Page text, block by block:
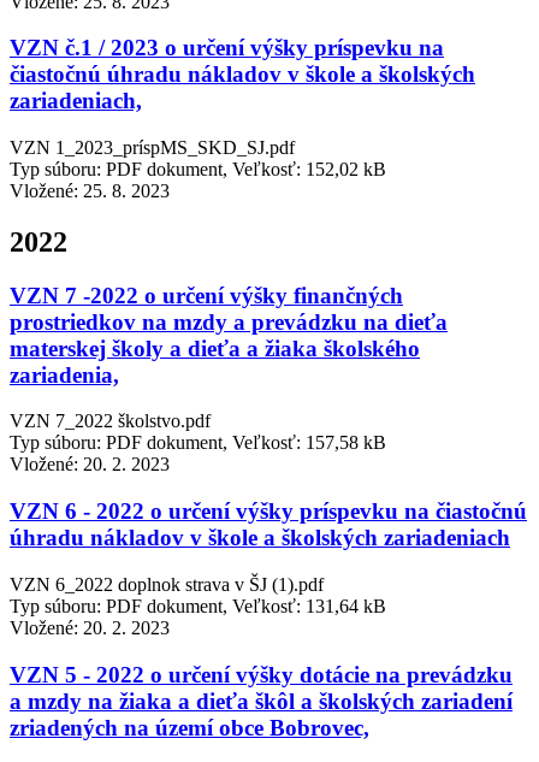
VZN č.1 / 2023 o určení výšky príspevku na
čiastočnú úhradu nákladov v škole a školských
zariadeniach,
VZN 1_2023_príspMS_SKD_SJ.pdf
Typ súboru: PDF dokument, Veľkosť: 152,02 kB
Vložené: 25. 8. 2023
2022
VZN 7 -2022 o určení výšky finančných
prostriedkov na mzdy a prevádzku na dieťa
materskej školy a dieťa a žiaka školského
zariadenia,
VZN 7_2022 školstvo.pdf
Typ súboru: PDF dokument, Veľkosť: 157,58 kB
Vložené: 20. 2. 2023
VZN 6 - 2022 o určení výšky príspevku na čiastočnú
úhradu nákladov v škole a školských zariadeniach
VZN 6_2022 doplnok strava v ŠJ (1).pdf
Typ súboru: PDF dokument, Veľkosť: 131,64 kB
Vložené: 20. 2. 2023
VZN 5 - 2022 o určení výšky dotácie na prevádzku
a mzdy na žiaka a dieťa škôl a školských zariadení
zriadených na území obce Bobrovec,